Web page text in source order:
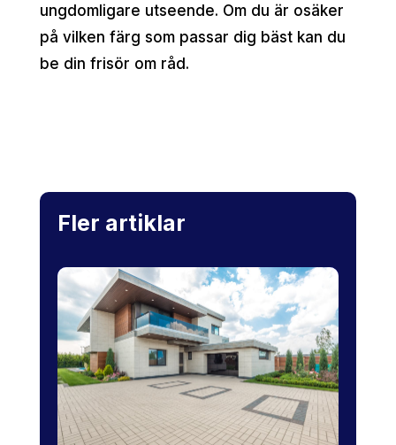
ungdomligare utseende. Om du är osäker
på vilken färg som passar dig bäst kan du
be din frisör om råd.
Fler artiklar